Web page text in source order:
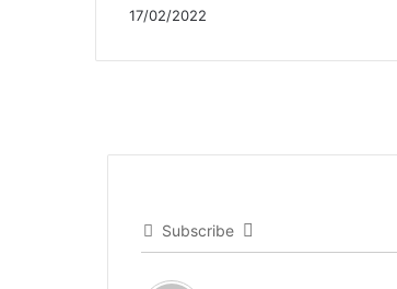
17/02/2022
Subscribe